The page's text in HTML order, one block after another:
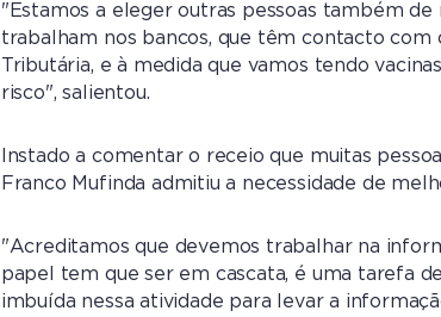
"Estamos a eleger outras pessoas também de
trabalham nos bancos, que têm contacto com
Tributária, e à medida que vamos tendo
risco", salientou.
Instado a comentar o receio que muitas
Franco Mufinda admitiu a necessidade de
"Acreditamos que devemos trabalhar na
papel tem que ser em cascata, é uma tarefa
imbuída nessa atividade para levar a